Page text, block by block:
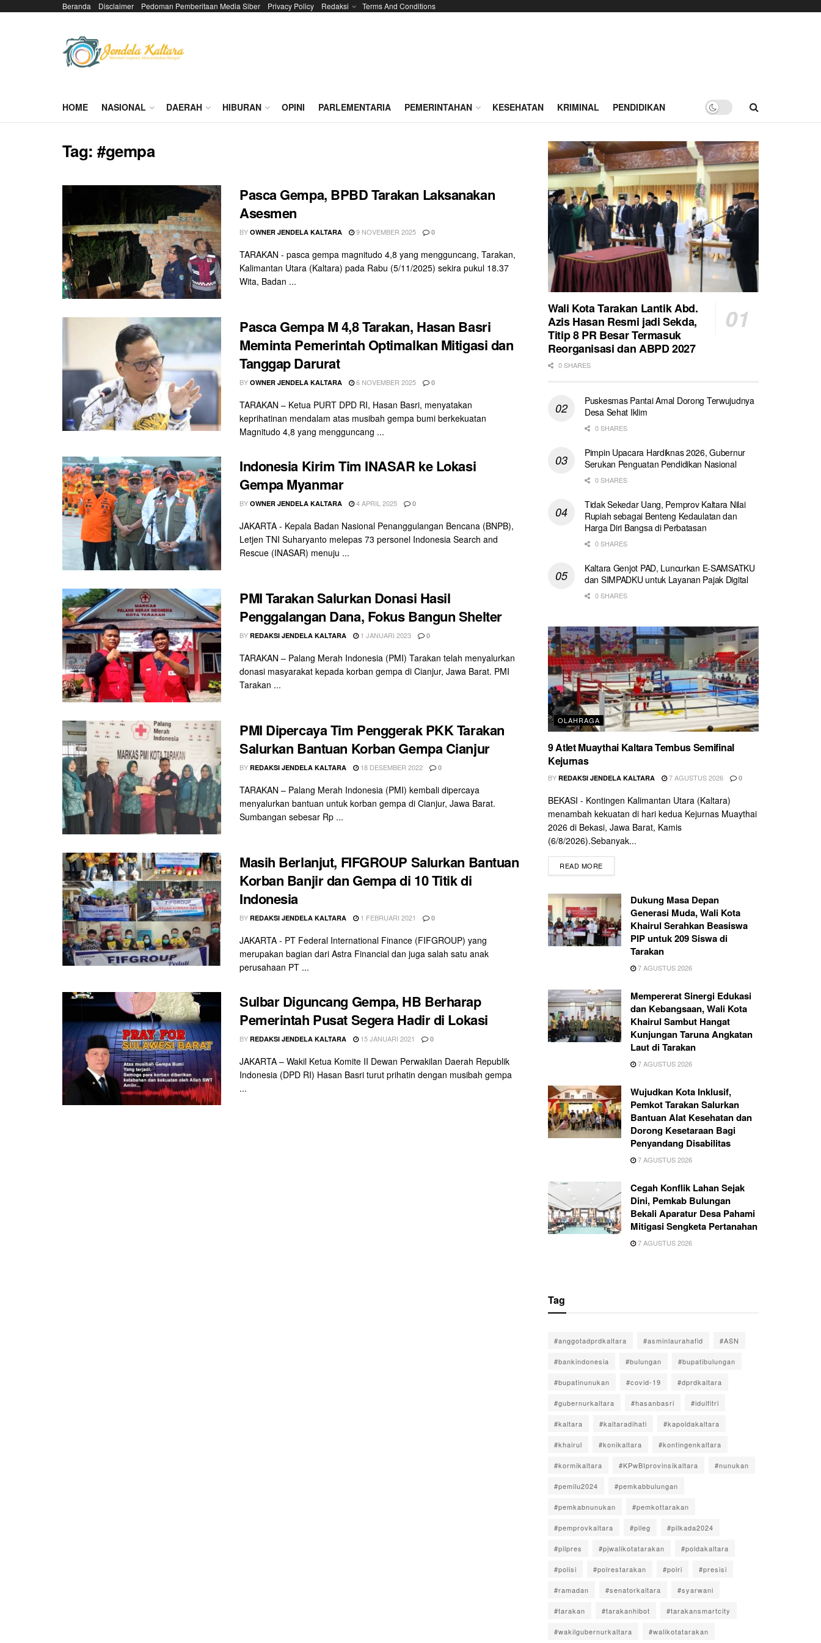
Beranda Disclaimer Pedoman Pemberitaan Media Siber Privacy Policy Redaksi Terms And Conditions
HOME NASIONAL DAERAH HIBURAN OPINI PARLEMENTARIA PEMERINTAHAN KESEHATAN KRIMINAL PENDIDIKAN
Tag:#gempa
Pasca Gempa, BPBD Tarakan Laksanakan
Asesmen
BY OWNER JENDELA KALTARA 9 NOVEMBER 2025 0
TARAKAN - pasca gempa magnitudo 4,8 yang mengguncang, Tarakan,
Kalimantan Utara (Kaltara) pada Rabu (5/11/2025) sekira pukul 18.37
Wita, Badan ...
Pasca Gempa M 4,8 Tarakan, Hasan Basri
Meminta Pemerintah Optimalkan Mitigasi dan
Tanggap Darurat
BY OWNER JENDELA KALTARA 6 NOVEMBER 2025 0
TARAKAN – Ketua PURT DPD RI, Hasan Basri, menyatakan
keprihatinan mendalam atas musibah gempa bumi berkekuatan
Magnitudo 4,8 yang mengguncang ...
Indonesia Kirim Tim INASAR ke Lokasi
Gempa Myanmar
BY OWNER JENDELA KALTARA 4 APRIL 2025 0
JAKARTA - Kepala Badan Nasional Penanggulangan Bencana (BNPB),
Letjen TNI Suharyanto melepas 73 personel Indonesia Search and
Rescue (INASAR) menuju ...
PMI Tarakan Salurkan Donasi Hasil
Penggalangan Dana, Fokus Bangun Shelter
BY REDAKSI JENDELA KALTARA 1 JANUARI 2023 0
TARAKAN – Palang Merah Indonesia (PMI) Tarakan telah menyalurkan
donasi masyarakat kepada korban gempa di Cianjur, Jawa Barat. PMI
Tarakan ...
PMI Dipercaya Tim Penggerak PKK Tarakan
Salurkan Bantuan Korban Gempa Cianjur
BY REDAKSI JENDELA KALTARA 18 DESEMBER 2022 0
TARAKAN – Palang Merah Indonesia (PMI) kembali dipercaya
menyalurkan bantuan untuk korban gempa di Cianjur, Jawa Barat.
Sumbangan sebesar Rp ...
Masih Berlanjut, FIFGROUP Salurkan Bantuan
Korban Banjir dan Gempa di 10 Titik di
Indonesia
BY REDAKSI JENDELA KALTARA 1 FEBRUARI 2021 0
JAKARTA - PT Federal International Finance (FIFGROUP) yang
merupakan bagian dari Astra Financial dan juga salah satu anak
perusahaan PT ...
Sulbar Diguncang Gempa, HB Berharap
Pemerintah Pusat Segera Hadir di Lokasi
BY REDAKSI JENDELA KALTARA 15 JANUARI 2021 0
JAKARTA – Wakil Ketua Komite II Dewan Perwakilan Daerah Republik
Indonesia (DPD RI) Hasan Basri turut prihatin dengan musibah gempa
...
Wali Kota Tarakan Lantik Abd.
Azis Hasan Resmi jadi Sekda,
Titip 8 PR Besar Termasuk
Reorganisasi dan ABPD 2027
0 SHARES
Puskesmas Pantai Amal Dorong Terwujudnya
Desa Sehat Iklim
0 SHARES
Pimpin Upacara Hardiknas 2026, Gubernur
Serukan Penguatan Pendidikan Nasional
0 SHARES
Tidak Sekedar Uang, Pemprov Kaltara Nilai
Rupiah sebagai Benteng Kedaulatan dan
Harga Diri Bangsa di Perbatasan
0 SHARES
Kaltara Genjot PAD, Luncurkan E-SAMSATKU
dan SIMPADKU untuk Layanan Pajak Digital
0 SHARES
OLAHRAGA
9 Atlet Muaythai Kaltara Tembus Semifinal
Kejurnas
BY REDAKSI JENDELA KALTARA 7 AGUSTUS 2026 0
BEKASI - Kontingen Kalimantan Utara (Kaltara)
menambah kekuatan di hari kedua Kejurnas Muaythai
2026 di Bekasi, Jawa Barat, Kamis
(6/8/2026).Sebanyak...
READ MORE
Dukung Masa Depan
Generasi Muda, Wali Kota
Khairul Serahkan Beasiswa
PIP untuk 209 Siswa di
Tarakan
7 AGUSTUS 2026
Mempererat Sinergi Edukasi
dan Kebangsaan, Wali Kota
Khairul Sambut Hangat
Kunjungan Taruna Angkatan
Laut di Tarakan
7 AGUSTUS 2026
Wujudkan Kota Inklusif,
Pemkot Tarakan Salurkan
Bantuan Alat Kesehatan dan
Dorong Kesetaraan Bagi
Penyandang Disabilitas
7 AGUSTUS 2026
Cegah Konflik Lahan Sejak
Dini, Pemkab Bulungan
Bekali Aparatur Desa Pahami
Mitigasi Sengketa Pertanahan
7 AGUSTUS 2026
Tag
#anggotadprdkaltara #asminlaurahafid #ASN
#bankindonesia #bulungan #bupatibulungan
#bupatinunukan #covid-19 #dprdkaltara
#gubernurkaltara #hasanbasri #idulfitri
#kaltara #kaltaradihati #kapoldakaltara
#khairul #konikaltara #kontingenkaltara
#kormikaltara #KPwBIprovinsikaltara #nunukan
#pemilu2024 #pemkabbulungan
#pemkabnunukan #pemkottarakan
#pemprovkaltara #pileg #pilkada2024
#pilpres #pjwalikotatarakan #poldakaltara
#polisi #polrestarakan #polri #presisi
#ramadan #senatorkaltara #syarwani
#tarakan #tarakanhibot #tarakansmartcity
#wakilgubernurkaltara #walikotatarakan